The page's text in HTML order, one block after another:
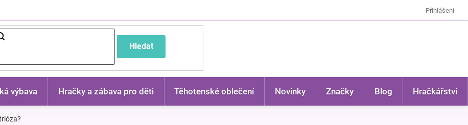
Přihlášení
Hledat
výbava Hračky a zábava pro děti Těhotenské oblečení Novinky Značky Blog Hračkářství